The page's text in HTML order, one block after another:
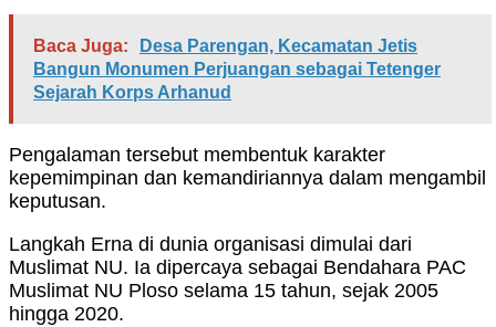
Baca Juga:
Desa Parengan, Kecamatan Jetis
Bangun Monumen Perjuangan sebagai Tetenger
Sejarah Korps Arhanud
Pengalaman tersebut membentuk karakter
kepemimpinan dan kemandiriannya dalam mengambil
keputusan.
Langkah Erna di dunia organisasi dimulai dari
Muslimat NU. Ia dipercaya sebagai Bendahara PAC
Muslimat NU Ploso selama 15 tahun, sejak 2005
hingga 2020.